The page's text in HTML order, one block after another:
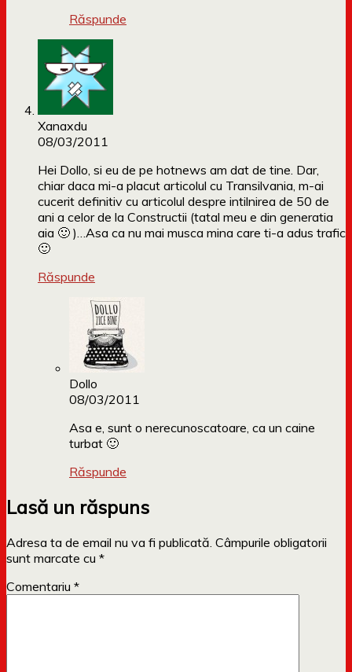
Răspunde
Xanaxdu
08/03/2011
Hei Dollo, si eu de pe hotnews am dat de tine. Dar,
chiar daca mi-a placut articolul cu Transilvania, m-ai
cucerit definitiv cu articolul despre intilnirea de 50 de
ani a celor de la Constructii (tatal meu e din generatia
aia 🙂 )…Asa ca nu mai musca mina care ti-a adus trafic
🙂
Răspunde
Dollo
08/03/2011
Asa e, sunt o nerecunoscatoare, ca un caine
turbat 🙂
Răspunde
Lasă un răspuns
Adresa ta de email nu va fi publicată. Câmpurile obligatorii
sunt marcate cu *
Comentariu *